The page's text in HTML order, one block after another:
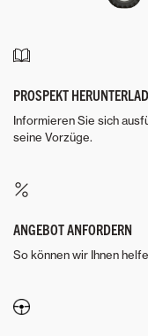
PROSPEKT
Informieren Sie sich
seine Vorzüge.
ANGEBOT ANFORDERN
So können wir Ihnen